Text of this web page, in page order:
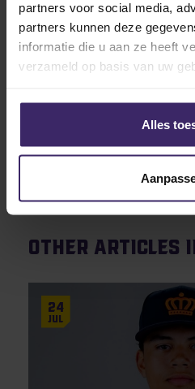
partners voor social media,
partners kunnen deze
informatie die u aan ze heeft
verzameld op basis van uw
Alles
Wij wensen Bram heel veel
Carthage College!
Other articles
24
Jul